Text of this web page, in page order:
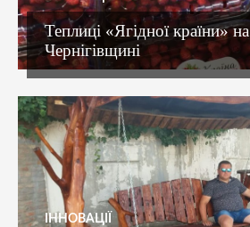
Теплиці «Ягідної країни» на
Чернігівщині
ІННОВАЦІЇ